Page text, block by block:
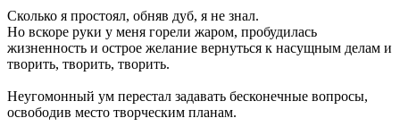
Сколько я простоял, обняв дуб, я не знал.
Но вскоре руки у меня горели жаром, пробудилась
жизненность и острое желание вернуться к насущным делам и
творить, творить, творить.
Неугомонный ум перестал задавать бесконечные вопросы,
освободив место творческим планам.